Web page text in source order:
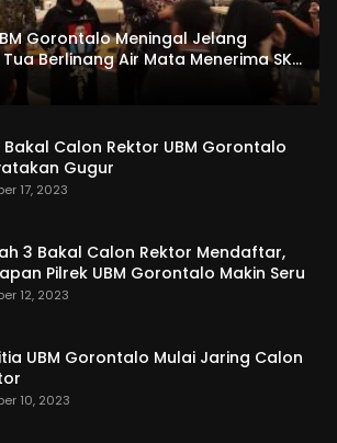
Gorontalo Meningal Jelang
Berlinang Air Mata Menerima SKL
Salempang
Bakal Calon Rektor UBM Gorontalo
Gugur
17, 2023
3 Bakal Calon Rektor Mendaftar,
Pilrek UBM Gorontalo Makin Seru
12, 2023
UBM Gorontalo Mulai Jaring Calon
10, 2023